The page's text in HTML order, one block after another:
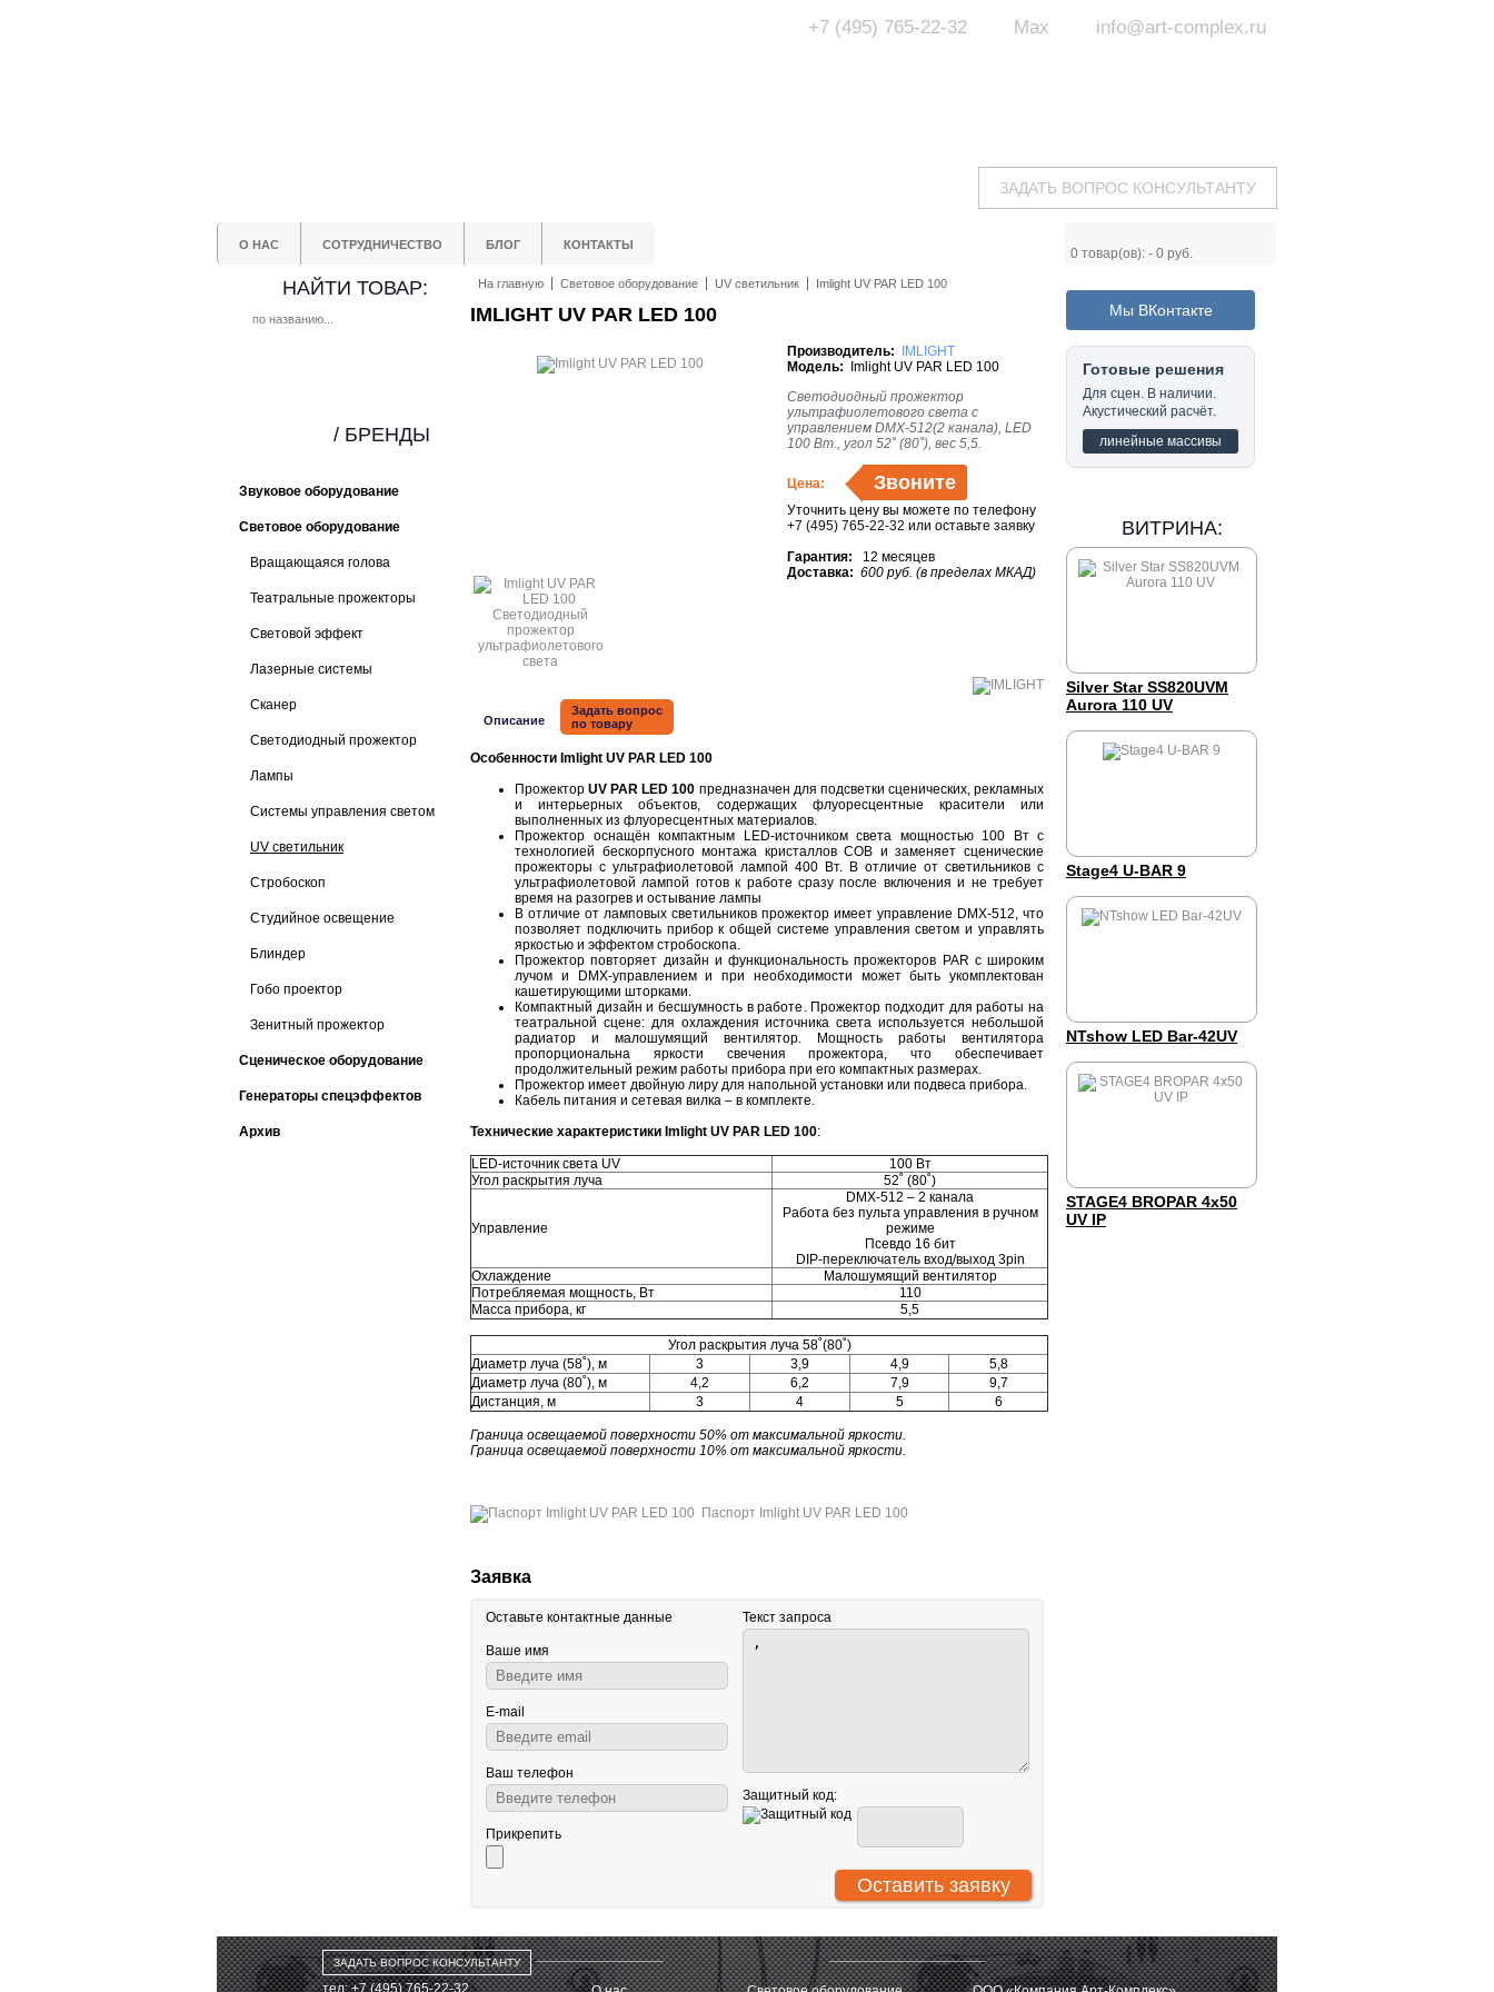
info@art-complex.ru
Max
+7 (495) 765-22-32
ЗАДАТЬ ВОПРОС КОНСУЛЬТАНТУ
О НАС СОТРУДНИЧЕСТВО БЛОГ КОНТАКТЫ
0 товар(ов): - 0 руб.
НАЙТИ ТОВАР:
Звуковое оборудование
Световое оборудование
Вращающаяся голова
Театральные прожекторы
Световой эффект
Лазерные системы
Сканер
Светодиодный прожектор
Лампы
Системы управления светом
UV светильник
Стробоскоп
Студийное освещение
Блиндер
Гобо проектор
Зенитный прожектор
Сценическое оборудование
Генераторы спецэффектов
Архив
/ БРЕНДЫ
На главную Световое оборудование UV светильник Imlight UV PAR LED 100
IMLIGHT UV PAR LED 100
Производитель:
IMLIGHT
Модель: Imlight UV PAR LED 100
Светодиодный прожектор
ультрафиолетового света с
управлением DMX-512(2 канала), LED
100 Вт., угол 52˚ (80˚), вес 5,5.
Цена: Звоните
Уточнить цену вы можете по телефону
+7 (495) 765-22-32 или оставьте заявку
Гарантия: 12 месяцев
Доставка: 600 руб. (в пределах МКАД)
Описание
Задать вопрос
по товару
Особенности Imlight UV PAR LED 100
ПрожекторUV PAR LED 100 предназначен для подсветки сценических, рекламных
и интерьерных объектов, содержащих флуоресцентные красители или
выполненных из флуоресцентных материалов.
Прожектор оснащён компактным LED-источником света мощностью 100 Вт с
технологией бескорпусного монтажа кристаллов COB и заменяет сценические
прожекторы с ультрафиолетовой лампой 400 Вт. В отличие от светильников с
ультрафиолетовой лампой готов к работе сразу после включения и не требует
время на разогрев и остывание лампы
В отличие от ламповых светильников прожектор имеет управление DMX-512, что
позволяет подключить прибор к общей системе управления светом и управлять
яркостью и эффектом стробоскопа.
Прожектор повторяет дизайн и функциональность прожекторов PAR с широким
лучом и DMX-управлением и при необходимости может быть укомплектован
кашетирующими шторками.
Компактный дизайн и бесшумность в работе. Прожектор подходит для работы на
театральной сцене: для охлаждения источника света используется небольшой
радиатор и малошумящий вентилятор. Мощность работы вентилятора
пропорциональна яркости свечения прожектора, что обеспечивает
продолжительный режим работы прибора при его компактных размерах.
Прожектор имеет двойную лиру для напольной установки или подвеса прибора.
Кабель питания и сетевая вилка – в комплекте.
Технические характеристики Imlight UV PAR LED 100:
LED-источник света UV
100 Вт
Угол раскрытия луча
52˚ (80˚)
Управление
DMX-512 – 2 канала
Работа без пульта управления в ручном
режиме
Псевдо 16 бит
DIP-переключатель вход/выход 3pin
Охлаждение
Малошумящий вентилятор
Потребляемая мощность, Вт
110
Масса прибора, кг
5,5
Угол раскрытия луча 58˚(80˚)
Диаметр луча (58˚), м
3 3,9 4,9
5,8
Диаметр луча (80˚), м
4,2 6,2 7,9
9,7
Дистанция, м
3 4 5 6
Граница освещаемой поверхности 50% от максимальной яркости.
Граница освещаемой поверхности 10% от максимальной яркости.
Паспорт Imlight UV PAR LED 100
Заявка
Оставьте контактные данные
Ваше имя
E-mail
Ваш телефон
Прикрепить
Текст запроса
Защитный код:
Мы ВКонтакте
Готовые решения
Для сцен. В наличии.
Акустический расчёт.
линейные массивы
ВИТРИНА:
Silver Star SS820UVM
Aurora 110 UV
Stage4 U-BAR 9
NTshow LED Bar-42UV
STAGE4 BROPAR 4x50
UV IP
ЗАДАТЬ ВОПРОС КОНСУЛЬТАНТУ
тел: +7 (495) 765-22-32